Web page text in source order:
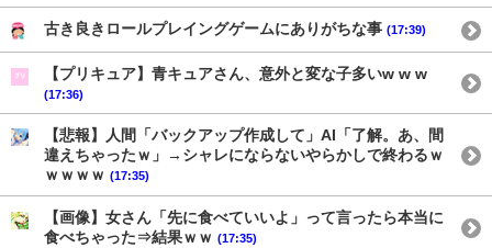
古き良きロールプレイングゲームにありがちな事 (17:39)
【プリキュア】青キュアさん、意外と変な子多いw w w
(17:36)
【悲報】人間「バックアップ作成して」AI「了解。あ、間
違えちゃったｗ」→シャレにならないやらかしで終わるｗ
ｗｗｗｗ (17:35)
【画像】女さん「先に食べていいよ」って言ったら本当に
食べちゃった⇒結果ｗｗ (17:35)